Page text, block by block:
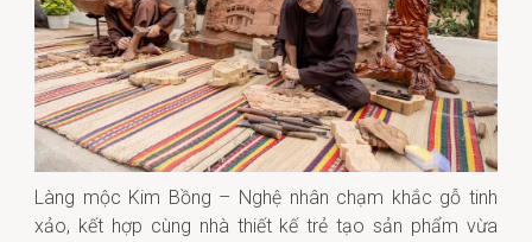
Làng mộc Kim Bồng – Nghệ nhân chạm khắc gỗ tinh
xảo, kết hợp cùng nhà thiết kế trẻ tạo sản phẩm vừa